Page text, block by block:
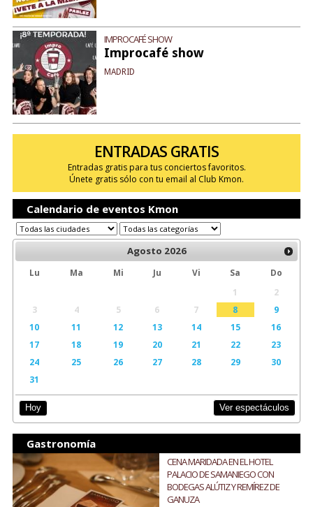
IMPROCAFÉ SHOW
Improcafé show
MADRID
ENTRADAS GRATIS
Entradas gratis para tus conciertos favoritos.
Únete gratis sólo con tu email al Club Kmon.
Calendario de eventos Kmon
Agosto 2026
Lu Ma Mi Ju Vi Sa
Do
1
2
3
4 5 6 7 8
9
10
11 12 13 14 15
16
17
18 19 20 21 22
23
24
25 26 27 28 29
30
31
Hoy Ver espectáculos
Gastronomía
CENA MARIDADA EN EL HOTEL
PALACIO DE SAMANIEGO CON
BODEGAS ALÚTIZ Y REMÍREZ DE
GANUZA